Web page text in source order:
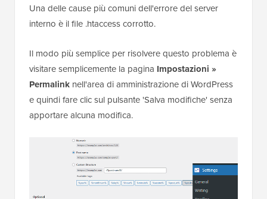
Una delle cause più comuni dell'errore del server
interno è il file .htaccess corrotto.
Il modo più semplice per risolvere questo problema è
visitare semplicemente la pagina Impostazioni »
Permalink nell'area di amministrazione di WordPress
e quindi fare clic sul pulsante 'Salva modifiche' senza
apportare alcuna modifica.